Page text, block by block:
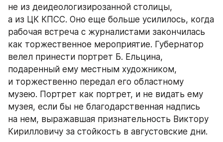
не из деидеологизирозанной столицы,
а из ЦК КПСС. Оно еще больше усилилось, когда
рабочая встреча с журналистами закончилась
как торжественное мероприятие. Губернатор
велел принести портрет Б. Ельцина,
подаренный ему местным художником,
и торжественно передал его областному
музею. Портрет как портрет, и не видать ему
музея, если бы не благодарственная надпись
на нем, выражавшая признательность Виктору
Кирилловичу за стойкость в августовские дни.